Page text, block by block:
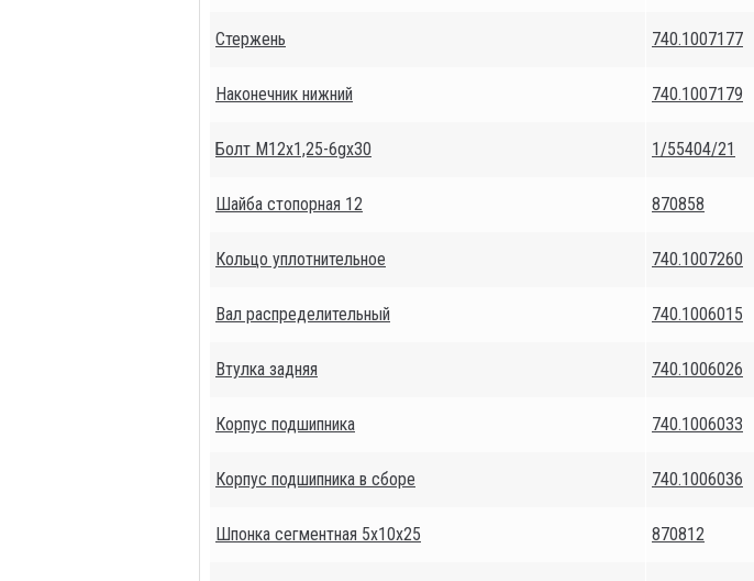
Стержень 740.1007177
Наконечник нижний 740.1007179
Болт М12х1,25-6gх30 1/55404/21
Шайба стопорная 12 870858
Кольцо уплотнительное 740.1007260
Вал распределительный 740.1006015
Втулка задняя 740.1006026
Корпус подшипника 740.1006033
Корпус подшипника в сборе 740.1006036
Шпонка сегментная 5х10х25 870812